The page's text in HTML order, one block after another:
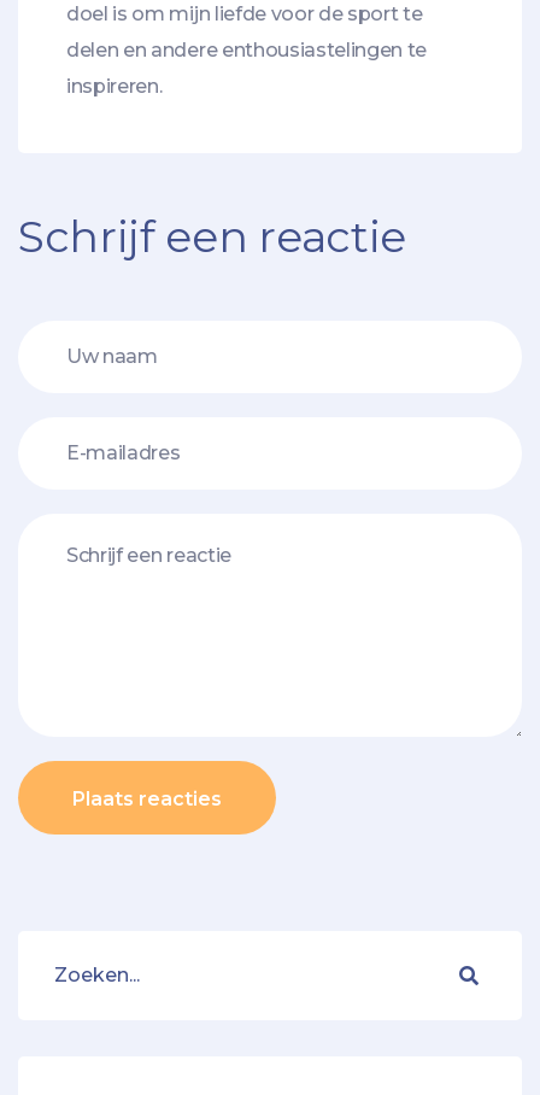
doel is om mijn liefde voor de sport te
delen en andere enthousiastelingen te
inspireren.
Schrijf een reactie
Plaats reacties